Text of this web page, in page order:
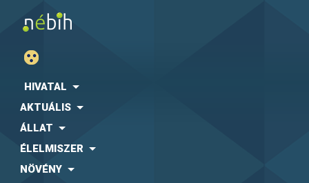
HIVATAL
AKTUÁLIS
ÁLLAT
ÉLELMISZER
NÖVÉNY